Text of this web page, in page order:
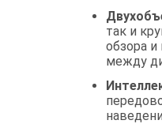
так и
обзора
между